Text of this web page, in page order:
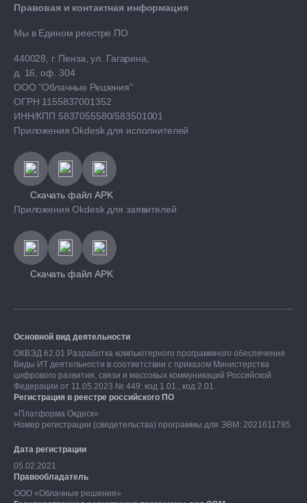
Правовая и контактная информация
Мы в Едином реестре ПО
440028, г. Пенза, ул. Гагарина,
д. 16, оф. 304
ООО "Облачные Решения"
ОГРН 1155837001352
ИНН/КПП 5837055580/583501001
Приложения Okdesk для исполнителей
Скачать файл APK
Приложения Okdesk для заявителей
Скачать файл APK
Основной вид деятельности
ОКВЭД 62.01 Разработка компьютерного программного обеспечения
Виды ИТ деятельности в соответствии с приказом Министерства
цифрового развития, связи и массовых коммуникаций Российской
Федерации от 11.05.2023 № 449: код 1.01., код 2.01.
Регистрация в реестре российского ПО
«Платформа Окдеск»
Номер регистрации (свидетельства) программы для ЭВМ: 2021611785
Дата регистрации
05.02.2021
Правообладатель
ООО «Облачные решения»